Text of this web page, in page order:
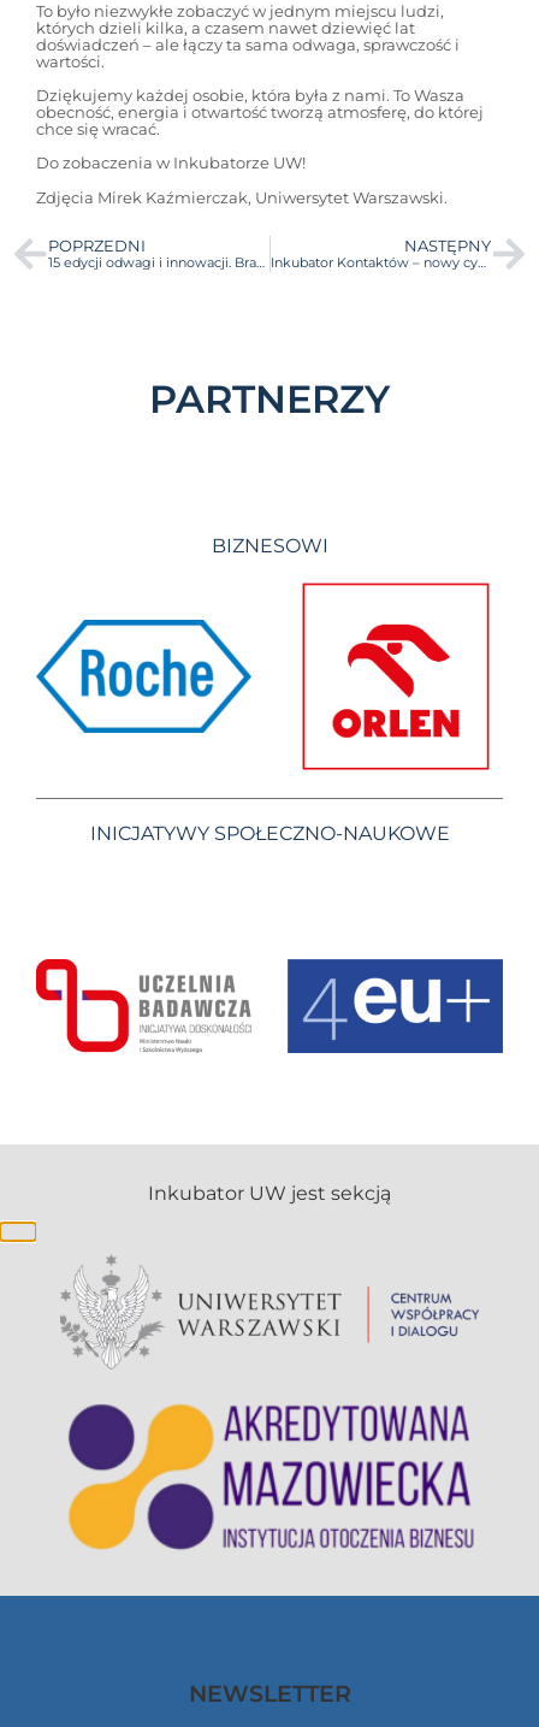
To było niezwykłe zobaczyć w jednym miejscu ludzi,
których dzieli kilka, a czasem nawet dziewięć lat
doświadczeń – ale łączy ta sama odwaga, sprawczość i
wartości.
Dziękujemy każdej osobie, która była z nami. To Wasza
obecność, energia i otwartość tworzą atmosferę, do której
chce się wracać.
Do zobaczenia w Inkubatorze UW!
Zdjęcia Mirek Kaźmierczak, Uniwersytet Warszawski.
POPRZEDNI
15 edycji odwagi i innowacji. BraveCamp z jubileuszową galą finałową!
NASTĘPNY
Inkubator Kontaktów – nowy cykl spotkań w IUW!
PARTNERZY
BIZNESOWI
INICJATYWY SPOŁECZNO-NAUKOWE
NEWSLETTER